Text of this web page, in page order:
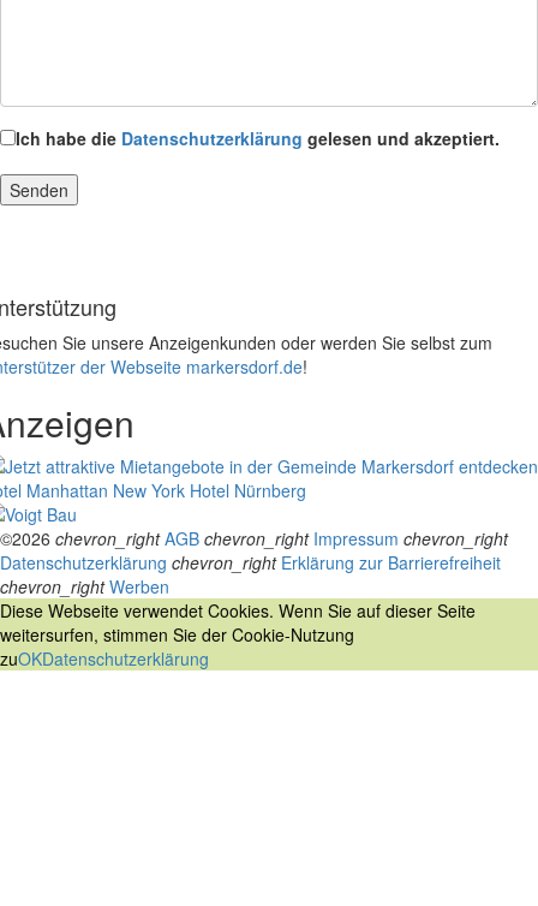
Ich habe die Datenschutzerklärung gelesen und akzeptiert.
Sie unsere Anzeigenkunden oder werden Sie selbst zum
der Webseite markersdorf.de!
Manhattan New York Hotel Nürnberg
©2026 chevron_right AGB chevron_right Impressum chevron_right
Datenschutzerklärung chevron_right Erklärung zur Barrierefreiheit
chevron_right Werben
Diese Webseite verwendet Cookies. Wenn Sie auf dieser Seite
weitersurfen, stimmen Sie der Cookie-Nutzung
zuOKDatenschutzerklärung